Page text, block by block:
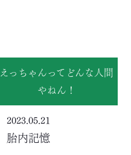
えっちゃんってどんな人間
やねん！
2023.05.21
胎内記憶